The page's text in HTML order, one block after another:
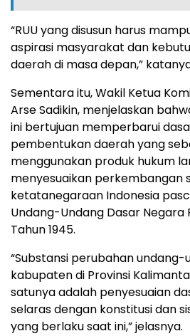
“RUU yang disusun harus
aspirasi masyarakat dan
daerah di masa depan,”
Sementara itu, Wakil Ketua
Arse Sadikin, menjelaskan
ini bertujuan memperbarui
pembentukan daerah yang
menggunakan produk hukum
menyesuaikan perkembangan
ketatanegaraan Indonesia
Undang-Undang Dasar Negara
Tahun 1945.
“Substansi perubahan undang-
kabupaten di Provinsi
satunya adalah penyesuaian
selaras dengan konstitusi dan
yang berlaku saat ini,” jelasnya.